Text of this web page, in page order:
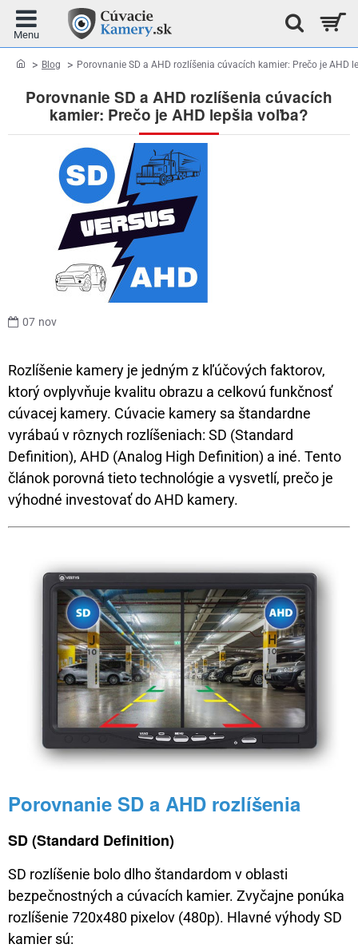
Porovnanie SD a AHD rozlíšenia cúvacích
kamier: Prečo je AHD lepšia voľba?
homeBlog Porovnanie SD a AHD rozlíšenia cúvacích kamier: Prečo je AHD
07 nov
Rozlíšenie kamery je jedným z kľúčových faktorov,
ktorý ovplyvňuje kvalitu obrazu a celkovú funkčnosť
cúvacej kamery. Cúvacie kamery sa štandardne
vyrábaú v rôznych rozlíšeniach: SD (Standard
Definition), AHD (Analog High Definition) a iné. Tento
článok porovná tieto technológie a vysvetlí, prečo je
výhodné investovať do AHD kamery.
Porovnanie SD a AHD rozlíšenia
SD (Standard Definition)
SD rozlíšenie bolo dlho štandardom v oblasti
bezpečnostných a cúvacích kamier. Zvyčajne ponúka
rozlíšenie 720x480 pixelov (480p). Hlavné výhody SD
kamier sú: